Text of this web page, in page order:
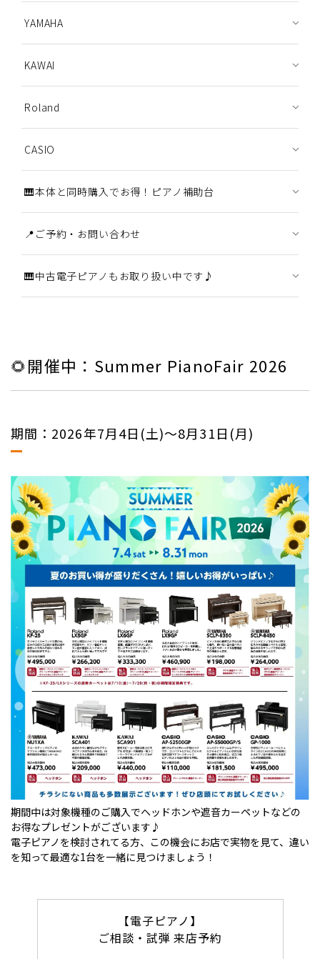
YAMAHA
KAWAI
Roland
CASIO
🎹本体と同時購入でお得！ピアノ補助台
📍ご予約・お問い合わせ
🎹中古電子ピアノもお取り扱い中です♪
🌻開催中：Summer PianoFair 2026
期間：2026年7月4日(土)～8月31日(月)
期間中は対象機種のご購入でヘッドホンや遮音カーペットなどの
お得なプレゼントがございます♪
電子ピアノを検討されてる方、この機会にお店で実物を見て、違い
を知って最適な1台を一緒に見つけましょう！
【電子ピアノ】
ご相談・試弾 来店予約